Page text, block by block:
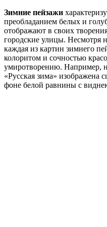
Зимние пейзажи
преобладанием белых и
отображают в своих
городские улицы. Несмотря
каждая из картин зимнего
колоритом и сочностью
умиротворению. Например,
«Русская зима» изображена
фоне белой равнины с